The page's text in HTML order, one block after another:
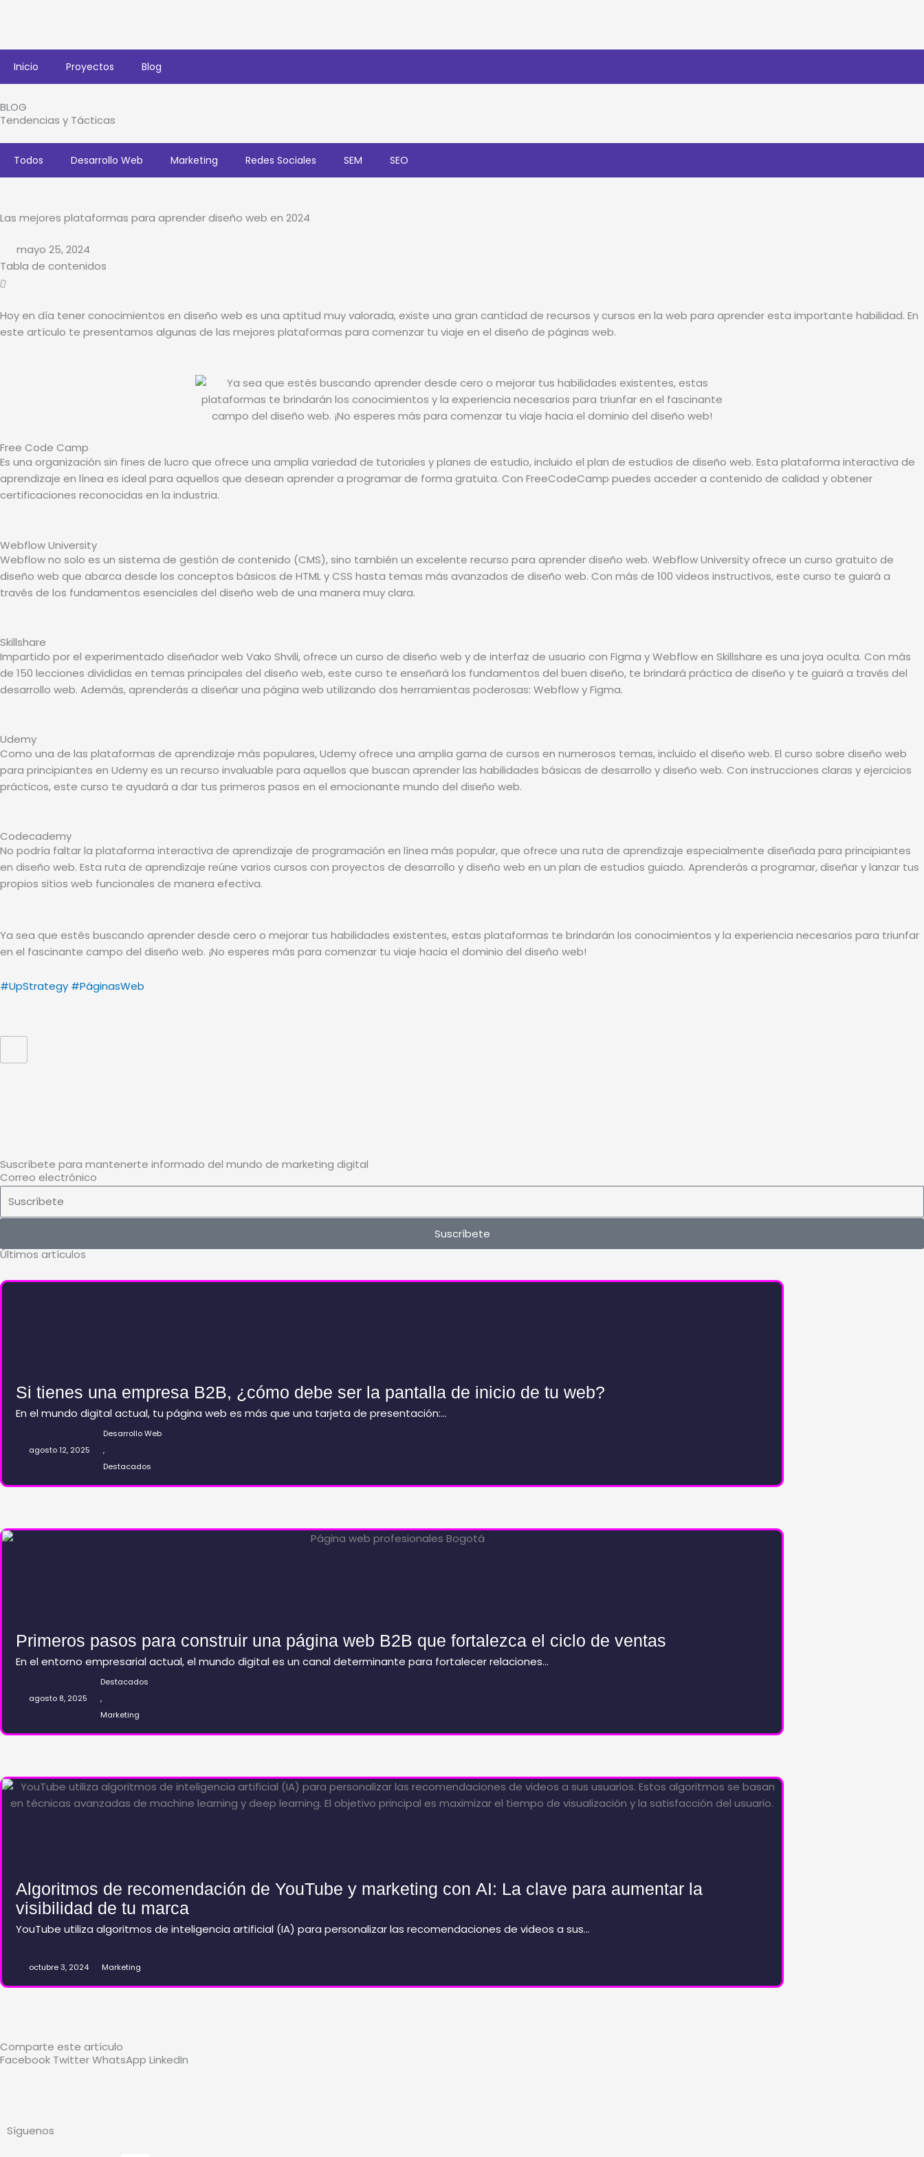
Inicio Proyectos Blog
BLOG
Tendencias y Tácticas
Todos Desarrollo Web Marketing Redes Sociales SEM SEO
Las mejores plataformas para aprender diseño web en 2024
mayo 25, 2024
Tabla de contenidos
Hoy en día tener conocimientos en diseño web es una aptitud muy valorada, existe una gran cantidad de recursos y cursos en la web para aprender esta importante habilidad. En
este artículo te presentamos algunas de las mejores plataformas para comenzar tu viaje en el diseño de páginas web.
Free Code Camp
Es una organización sin fines de lucro que ofrece una amplia variedad de tutoriales y planes de estudio, incluido el plan de estudios de diseño web. Esta plataforma interactiva de
aprendizaje en línea es ideal para aquellos que desean aprender a programar de forma gratuita. Con FreeCodeCamp puedes acceder a contenido de calidad y obtener
certificaciones reconocidas en la industria.
Webflow University
Webflow no solo es un sistema de gestión de contenido (CMS), sino también un excelente recurso para aprender diseño web. Webflow University ofrece un curso gratuito de
diseño web que abarca desde los conceptos básicos de HTML y CSS hasta temas más avanzados de diseño web. Con más de 100 videos instructivos, este curso te guiará a
través de los fundamentos esenciales del diseño web de una manera muy clara.
Skillshare
Impartido por el experimentado diseñador web Vako Shvili, ofrece un curso de diseño web y de interfaz de usuario con Figma y Webflow en Skillshare es una joya oculta. Con más
de 150 lecciones divididas en temas principales del diseño web, este curso te enseñará los fundamentos del buen diseño, te brindará práctica de diseño y te guiará a través del
desarrollo web. Además, aprenderás a diseñar una página web utilizando dos herramientas poderosas: Webflow y Figma.
Udemy
Como una de las plataformas de aprendizaje más populares, Udemy ofrece una amplia gama de cursos en numerosos temas, incluido el diseño web. El curso sobre diseño web
para principiantes en Udemy es un recurso invaluable para aquellos que buscan aprender las habilidades básicas de desarrollo y diseño web. Con instrucciones claras y ejercicios
prácticos, este curso te ayudará a dar tus primeros pasos en el emocionante mundo del diseño web.
Codecademy
No podría faltar la plataforma interactiva de aprendizaje de programación en línea más popular, que ofrece una ruta de aprendizaje especialmente diseñada para principiantes
en diseño web. Esta ruta de aprendizaje reúne varios cursos con proyectos de desarrollo y diseño web en un plan de estudios guiado. Aprenderás a programar, diseñar y lanzar tus
propios sitios web funcionales de manera efectiva.
Ya sea que estés buscando aprender desde cero o mejorar tus habilidades existentes, estas plataformas te brindarán los conocimientos y la experiencia necesarios para triunfar
en el fascinante campo del diseño web. ¡No esperes más para comenzar tu viaje hacia el dominio del diseño web!
#UpStrategy #PáginasWeb
a
c
e
b
k
n
s
t
a
a
m
Suscríbete para mantenerte informado del mundo de marketing digital
Correo electrónico
Suscríbete
Últimos artículos
Si tienes una empresa B2B, ¿cómo debe ser la pantalla de inicio de tu web?
En el mundo digital actual, tu página web es más que una tarjeta de presentación:…
agosto 12, 2025
Desarrollo Web
,
Destacados
Primeros pasos para construir una página web B2B que fortalezca el ciclo de ventas
En el entorno empresarial actual, el mundo digital es un canal determinante para fortalecer relaciones…
agosto 8, 2025
Destacados
,
Marketing
Algoritmos de recomendación de YouTube y marketing con AI: La clave para aumentar la
visibilidad de tu marca
YouTube utiliza algoritmos de inteligencia artificial (IA) para personalizar las recomendaciones de videos a sus…
octubre 3, 2024 Marketing
Comparte este artículo
Facebook TwitterWhatsApp LinkedIn
Síguenos